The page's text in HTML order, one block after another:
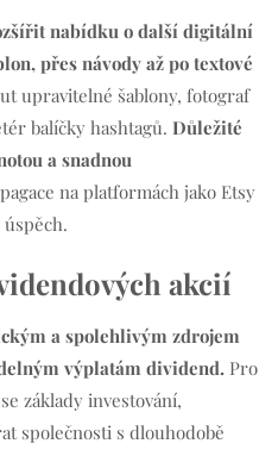
nabídku o další digitální
přes návody až po textové
upravitelné šablony, fotograf
balíčky hashtagů. Důležité
a snadnou
na platformách jako Etsy
akcií
a spolehlivým zdrojem
výplatám dividend. Pro
základy investování,
společnosti s dlouhodobě